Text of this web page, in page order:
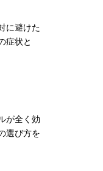
に避けた
症状と
が全く効
選び方を